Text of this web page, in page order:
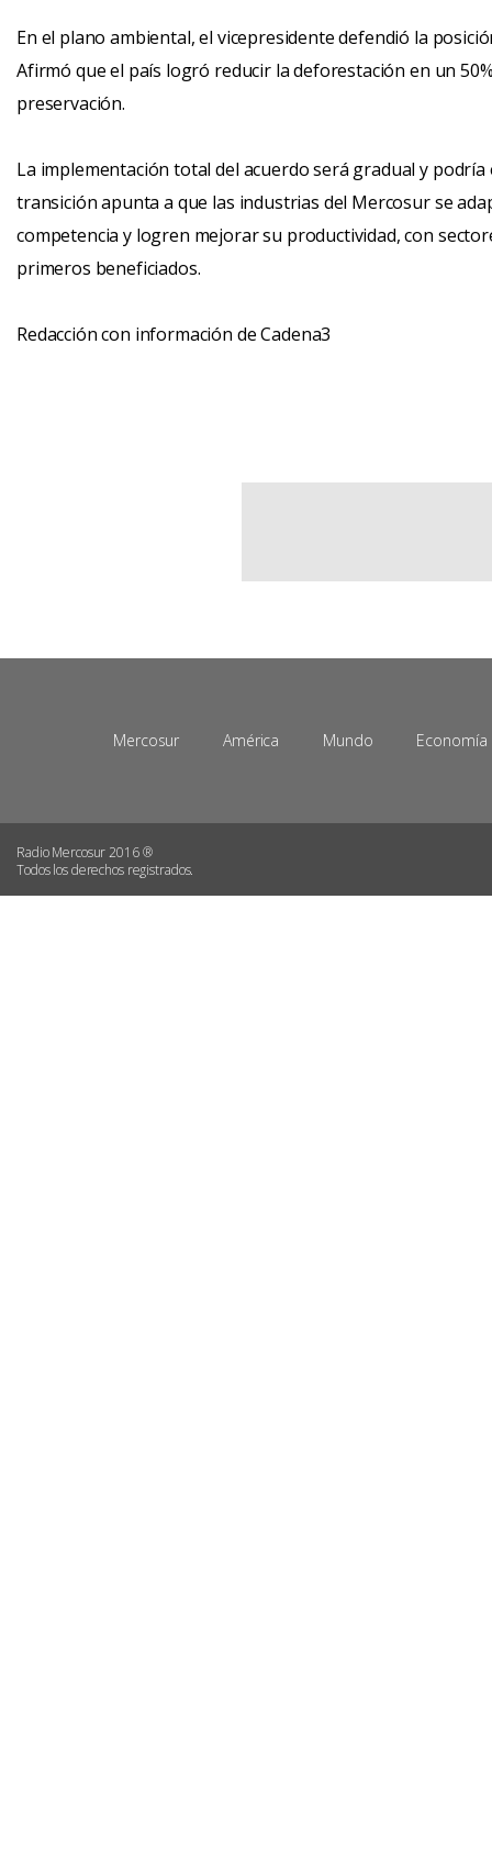
En el plano ambiental, el vicepresidente defendió la
Afirmó que el país logró reducir la deforestación en un
preservación.
La implementación total del acuerdo será gradual y
transición apunta a que las industrias del Mercosur se
competencia y logren mejorar su productividad, con
primeros beneficiados.
Redacción con información de Cadena3
Mercosur América Mundo Economía
Radio Mercosur 2016 ®
Todos los derechos registrados.